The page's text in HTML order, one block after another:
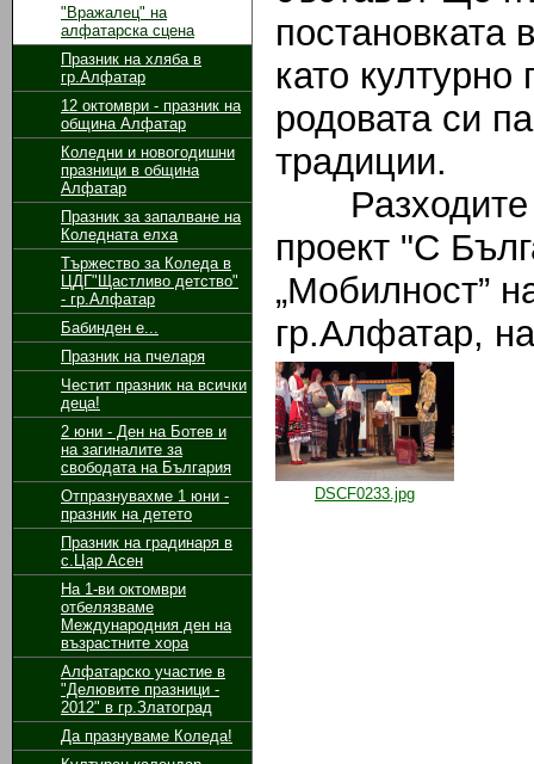
"Вражалец" на
алфатарска сцена
Празник на хляба в
гр.Алфатар
12 октомври - празник на
община Алфатар
Коледни и новогодишни
празници в община
Алфатар
Празник за запалване на
Коледната елха
Тържество за Коледа в
ЦДГ"Щастливо детство"
- гр.Алфатар
Бабинден е...
Празник на пчеларя
Честит празник на всички
деца!
2 юни - Ден на Ботев и
на загиналите за
свободата на България
Отпразнувахме 1 юни -
празник на детето
Празник на градинаря в
с.Цар Асен
На 1-ви октомври
отбелязваме
Международния ден на
възрастните хора
Алфатарско участие в
"Делювите празници -
2012" в гр.Златоград
Да празнуваме Коледа!
като
родовата си
традиции.
Разходите
проект "С
„Мобилност”
гр.Алфатар,
DSCF0233.jpg